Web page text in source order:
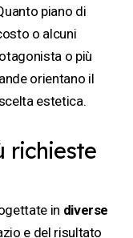
piano di
o alcuni
o più
orientano il
estetica.
richieste
in diverse
e del risultato